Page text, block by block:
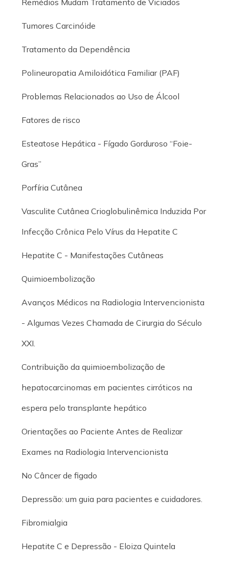
Remédios Mudam Tratamento de Viciados
Tumores Carcinóide
Tratamento da Dependência
Polineuropatia Amiloidótica Familiar (PAF)
Problemas Relacionados ao Uso de Álcool
Fatores de risco
Esteatose Hepática - Fígado Gorduroso “Foie-
Gras”
Porfíria Cutânea
Vasculite Cutânea Crioglobulinêmica Induzida Por
Infecção Crônica Pelo Vírus da Hepatite C
Hepatite C - Manifestações Cutâneas
Quimioembolização
Avanços Médicos na Radiologia Intervencionista
- Algumas Vezes Chamada de Cirurgia do Século
XXI.
Contribuição da quimioembolização de
hepatocarcinomas em pacientes cirróticos na
espera pelo transplante hepático
Orientações ao Paciente Antes de Realizar
Exames na Radiologia Intervencionista
No Câncer de figado
Depressão: um guia para pacientes e cuidadores.
Fibromialgia
Hepatite C e Depressão - Eloiza Quintela